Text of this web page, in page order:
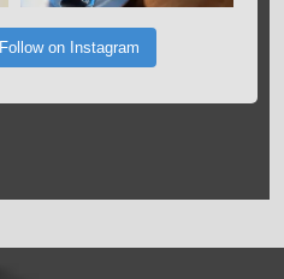
Follow on Instagram